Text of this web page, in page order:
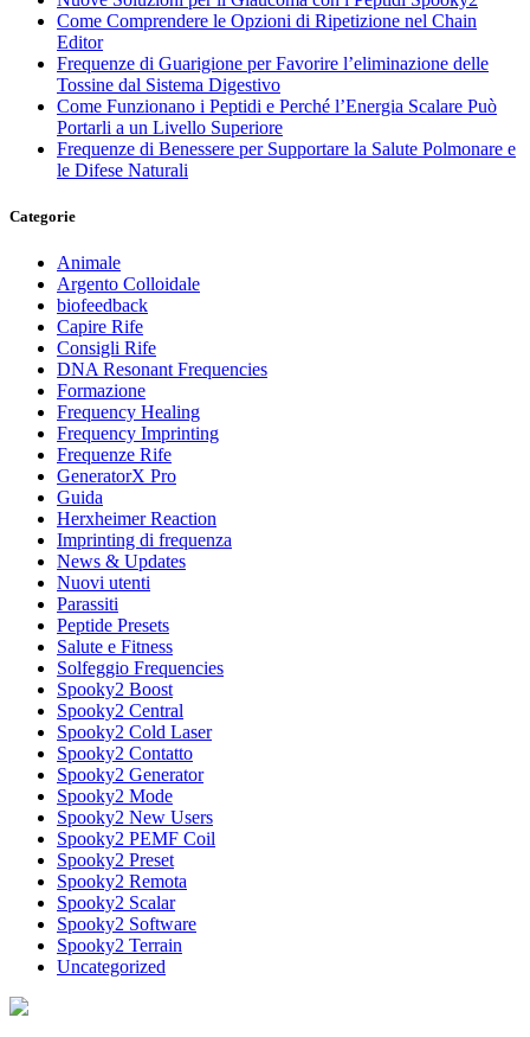
Come Comprendere le Opzioni di Ripetizione nel Chain
Editor
Frequenze di Guarigione per Favorire l’eliminazione delle
Tossine dal Sistema Digestivo
Come Funzionano i Peptidi e Perché l’Energia Scalare Può
Portarli a un Livello Superiore
Frequenze di Benessere per Supportare la Salute Polmonare e
le Difese Naturali
Categorie
Animale
Argento Colloidale
biofeedback
Capire Rife
Consigli Rife
DNA Resonant Frequencies
Formazione
Frequency Healing
Frequency Imprinting
Frequenze Rife
GeneratorX Pro
Guida
Herxheimer Reaction
Imprinting di frequenza
News & Updates
Nuovi utenti
Parassiti
Peptide Presets
Salute e Fitness
Solfeggio Frequencies
Spooky2 Boost
Spooky2 Central
Spooky2 Cold Laser
Spooky2 Contatto
Spooky2 Generator
Spooky2 Mode
Spooky2 New Users
Spooky2 PEMF Coil
Spooky2 Preset
Spooky2 Remota
Spooky2 Scalar
Spooky2 Software
Spooky2 Terrain
Uncategorized